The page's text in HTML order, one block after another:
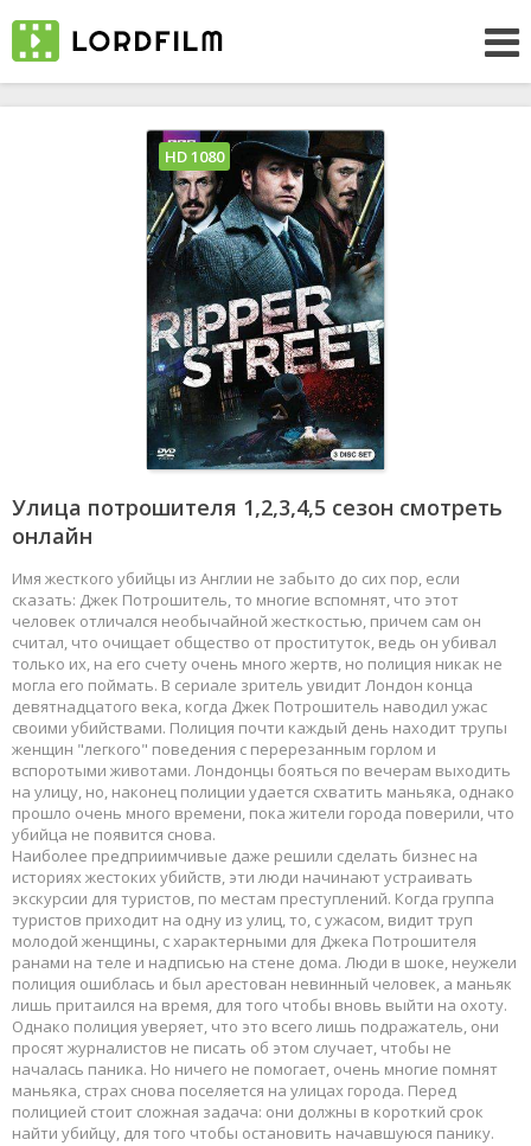
Улица потрошителя 1,2,3,4,5 сезон смотреть
онлайн
Имя жесткого убийцы из Англии не забыто до сих пор, если
сказать: Джек Потрошитель, то многие вспомнят, что этот
человек отличался необычайной жесткостью, причем сам он
считал, что очищает общество от проституток, ведь он убивал
только их, на его счету очень много жертв, но полиция никак не
могла его поймать. В сериале зритель увидит Лондон конца
девятнадцатого века, когда Джек Потрошитель наводил ужас
своими убийствами. Полиция почти каждый день находит трупы
женщин "легкого" поведения с перерезанным горлом и
вспоротыми животами. Лондонцы бояться по вечерам выходить
на улицу, но, наконец полиции удается схватить маньяка, однако
прошло очень много времени, пока жители города поверили, что
убийца не появится снова.
Наиболее предприимчивые даже решили сделать бизнес на
историях жестоких убийств, эти люди начинают устраивать
экскурсии для туристов, по местам преступлений. Когда группа
туристов приходит на одну из улиц, то, с ужасом, видит труп
молодой женщины, с характерными для Джека Потрошителя
ранами на теле и надписью на стене дома. Люди в шоке, неужели
полиция ошиблась и был арестован невинный человек, а маньяк
лишь притаился на время, для того чтобы вновь выйти на охоту.
Однако полиция уверяет, что это всего лишь подражатель, они
просят журналистов не писать об этом случает, чтобы не
началась паника. Но ничего не помогает, очень многие помнят
маньяка, страх снова поселяется на улицах города. Перед
полицией стоит сложная задача: они должны в короткий срок
найти убийцу, для того чтобы остановить начавшуюся панику.
HD 1080